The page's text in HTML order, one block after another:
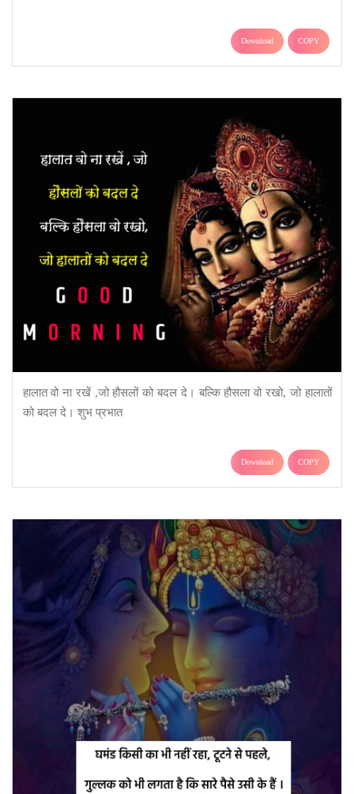
Download COPY
हालात वो ना रखें ,जो हौसलों को बदल दे। बल्कि हौसला वो रखो, जो हालातों
को बदल दे। शुभ प्रभात
Download COPY